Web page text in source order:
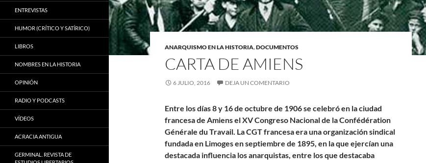
ANARQUISMO EN LA HISTORIA,DOCUMENTOS
CARTA DE AMIENS
6 JULIO, 2016 DEJA UN COMENTARIO
Entre los días 8 y 16 de octubre de 1906 se celebró en la ciudad
francesa de Amiens el XV Congreso Nacional de la Confédération
Générale du Travail. La CGT francesa era una organización sindical
fundada en Limoges en septiembre de 1895, en la que ejercían una
destacada influencia los anarquistas, entre los que destacaba
ENTREVISTAS
HUMOR (CRÍTICO Y SATÍRICO)
LIBROS
NOMBRES EN LA HISTORIA
OPINIÓN
RADIO Y PODCASTS
VÍDEOS
ACRACIA ANTIGUA
GERMINAL. REVISTA DE